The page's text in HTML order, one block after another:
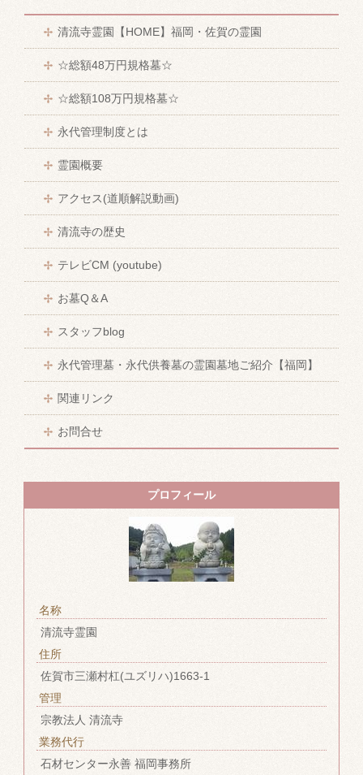
清流寺霊園【HOME】福岡・佐賀の霊園
☆総額48万円規格墓☆
☆総額108万円規格墓☆
永代管理制度とは
霊園概要
アクセス(道順解説動画)
清流寺の歴史
テレビCM (youtube)
お墓Q＆A
スタッフblog
永代管理墓・永代供養墓の霊園墓地ご紹介【福岡】
関連リンク
お問合せ
プロフィール
名称
清流寺霊園
住所
佐賀市三瀬村杠(ユズリハ)1663-1
管理
宗教法人 清流寺
業務代行
石材センター永善 福岡事務所